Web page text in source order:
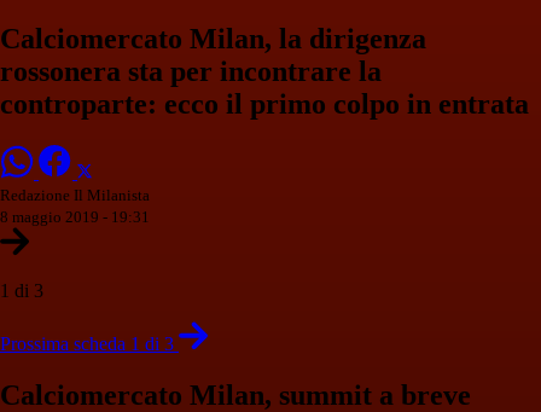
Calciomercato Milan, la dirigenza
rossonera sta per incontrare la
controparte: ecco il primo colpo in entrata
Redazione Il Milanista
8 maggio 2019 - 19:31
1 di 3
Prossima scheda 1 di 3
Calciomercato Milan, summit a breve